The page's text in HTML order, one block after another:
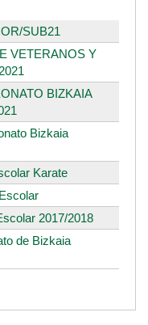
SUB21
VETERANOS Y
BIZKAIA
Bizkaia
Karate
2017/2018
de Bizkaia